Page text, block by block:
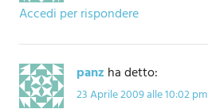
Accedi per rispondere
panz ha detto:
23 Aprile 2009 alle 10:02 pm